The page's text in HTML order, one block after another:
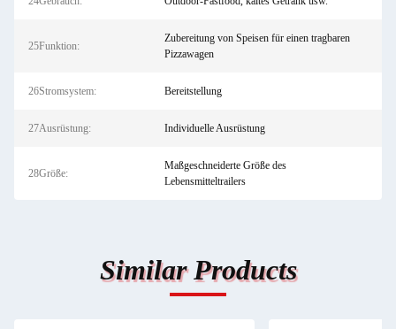
25Funktion:
Zubereitung von Speisen für einen tragbaren
Pizzawagen
26Stromsystem: Bereitstellung
27Ausrüstung: Individuelle Ausrüstung
28Größe:
Maßgeschneiderte Größe des
Lebensmitteltrailers
Similar Products